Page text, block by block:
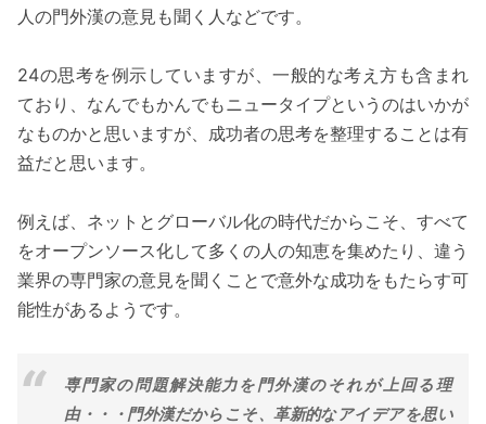
人の門外漢の意見も聞く人などです。
24の思考を例示していますが、一般的な考え方も含まれ
ており、なんでもかんでもニュータイプというのはいかが
なものかと思いますが、成功者の思考を整理することは有
益だと思います。
例えば、ネットとグローバル化の時代だからこそ、すべて
をオープンソース化して多くの人の知恵を集めたり、違う
業界の専門家の意見を聞くことで意外な成功をもたらす可
能性があるようです。
専門家の問題解決能力を門外漢のそれが上回る理
由・・・門外漢だからこそ、革新的なアイデアを思い